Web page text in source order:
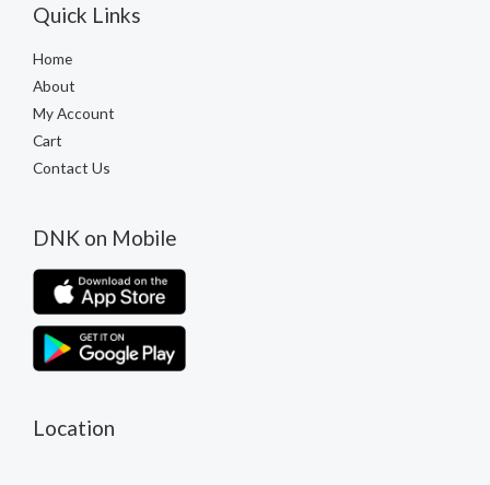
Quick Links
Home
About
My Account
Cart
Contact Us
DNK on Mobile
Location